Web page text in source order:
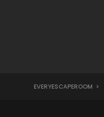
EVERYESCAPEROOM >